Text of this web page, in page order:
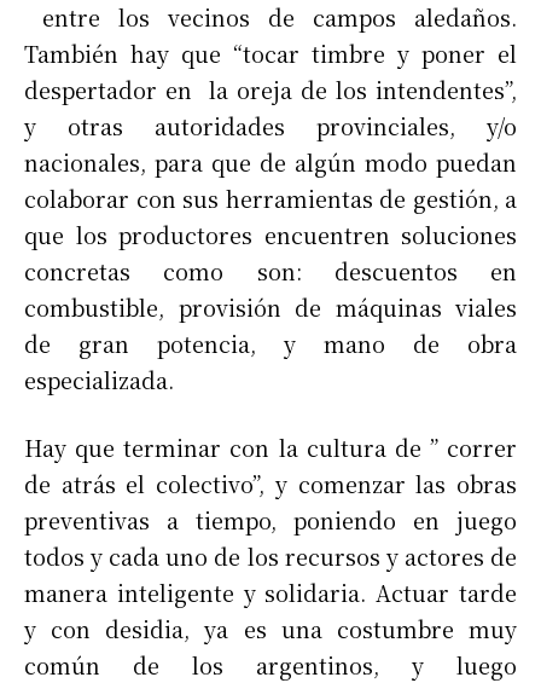
entre los vecinos de campos aledaños.
También hay que “tocar timbre y poner el
despertador en la oreja de los intendentes”,
y otras autoridades provinciales, y/o
nacionales, para que de algún modo puedan
colaborar con sus herramientas de gestión, a
que los productores encuentren soluciones
concretas como son: descuentos en
combustible, provisión de máquinas viales
de gran potencia, y mano de obra
especializada.
Hay que terminar con la cultura de ” correr
de atrás el colectivo”, y comenzar las obras
preventivas a tiempo, poniendo en juego
todos y cada uno de los recursos y actores de
manera inteligente y solidaria. Actuar tarde
y con desidia, ya es una costumbre muy
común de los argentinos, y luego